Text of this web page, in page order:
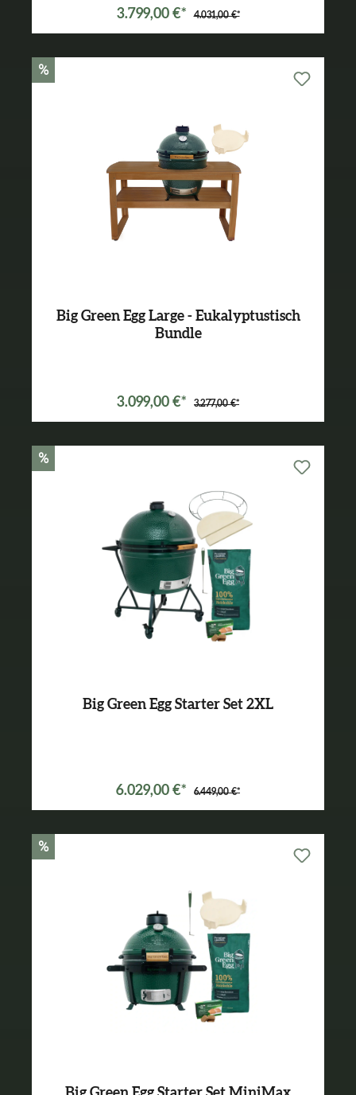
3.799,00 €* 4.031,00 €*
%
Big Green Egg Large - Eukalyptustisch
Bundle
3.099,00 €* 3.277,00 €*
%
Big Green Egg Starter Set 2XL
6.029,00 €* 6.449,00 €*
%